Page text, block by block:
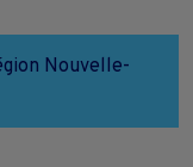
Nouvelle-